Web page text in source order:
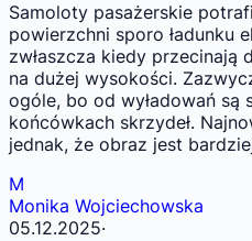
Samoloty pasażerskie
powierzchni sporo ładunku
zwłaszcza kiedy przecinają
na dużej wysokości.
ogóle, bo od wyładowań są
końcówkach skrzydeł.
jednak, że obraz jest
M
Monika Wojciechowska
05.12.2025·